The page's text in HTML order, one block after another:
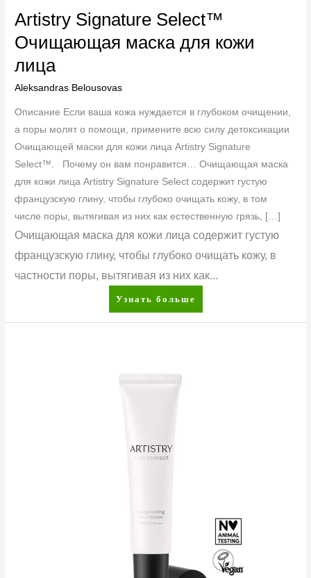
Artistry Signature Select™
Очищающая маска для кожи
лица
Aleksandras Belousovas
Описание Если ваша кожа нуждается в глубоком очищении,
а поры молят о помощи, примените всю силу детоксикации
Очищающей маски для кожи лица Artistry Signature
Select™. Почему он вам понравится… Очищающая маска
для кожи лица Artistry Signature Select содержит густую
французскую глину, чтобы глубоко очищать кожу, в том
числе поры, вытягивая из них как естественную грязь, […]
Очищающая маска для кожи лица содержит густую
французскую глину, чтобы глубоко очищать кожу, в
частности поры, вытягивая из них как...
Узнать больше
Perfect™
SPF